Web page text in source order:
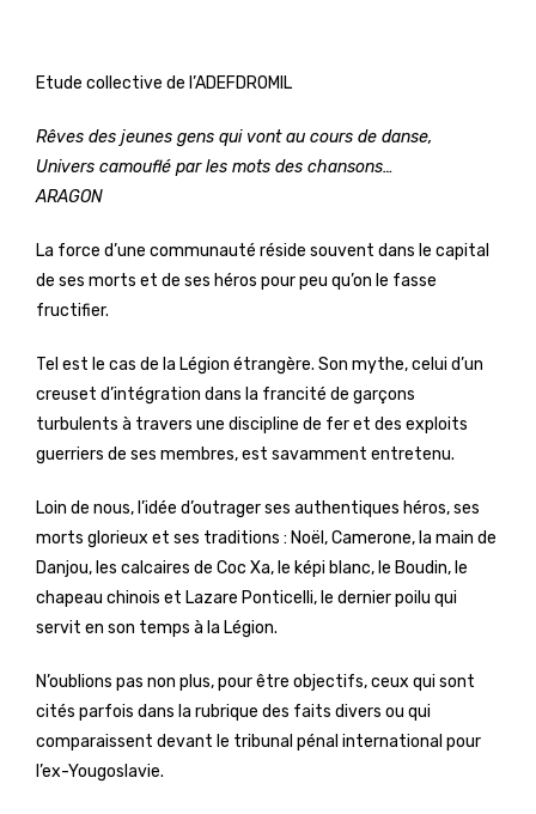
Etude collective de l’ADEFDROMIL
Rêves des jeunes gens qui vont au cours de danse,
Univers camouflé par les mots des chansons…
ARAGON
La force d’une communauté réside souvent dans le capital
de ses morts et de ses héros pour peu qu’on le fasse
fructifier.
Tel est le cas de la Légion étrangère. Son mythe, celui d’un
creuset d’intégration dans la francité de garçons
turbulents à travers une discipline de fer et des exploits
guerriers de ses membres, est savamment entretenu.
Loin de nous, l’idée d’outrager ses authentiques héros, ses
morts glorieux et ses traditions : Noël, Camerone, la main de
Danjou, les calcaires de Coc Xa, le képi blanc, le Boudin, le
chapeau chinois et Lazare Ponticelli, le dernier poilu qui
servit en son temps à la Légion.
N’oublions pas non plus, pour être objectifs, ceux qui sont
cités parfois dans la rubrique des faits divers ou qui
comparaissent devant le tribunal pénal international pour
l’ex-Yougoslavie.